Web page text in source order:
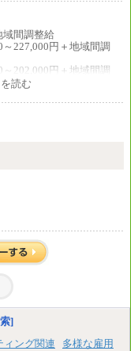
間調整給
227,000円＋地域間調
202,000円＋地域間調
円
りご確認ください。
円＋地域間調整給
りご確認ください。
デザイン
（一律支給）※みなし
間。
支給。
読む
]
ィング関連
多様な雇用